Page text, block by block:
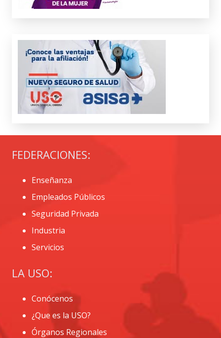
FEDERACIONES:
Enseñanza
Empleados Públicos
Seguridad Privada
Industria
Servicios
LA USO:
Conócenos
¿Que es la USO?
Órganos Regionales